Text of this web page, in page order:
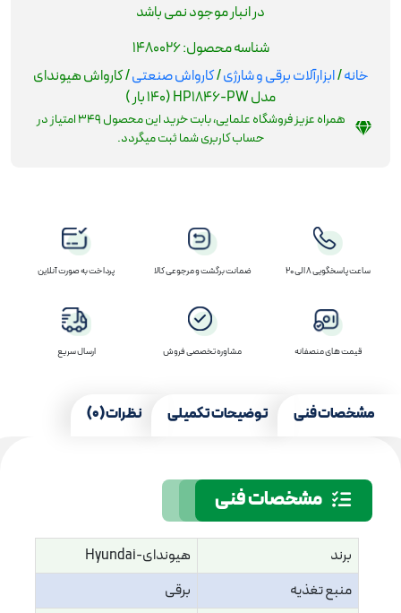
در انبار موجود نمی باشد
شناسه محصول:1480026
خانه/ابزارآلات برقی و شارژی/کارواش صنعتی/ کارواش هیوندای
مدل HP1846-PW (140 بار )
همراه عزیز فروشگاه علمایی، بابت خرید این محصول349امتیاز در
حساب کاربری شما ثبت میگردد.
ساعت پاسخگویی 8 الی 20 ضمانت برگشت و مرجوعی کالا پرداخت به صورت آنلاین
قیمت های منصفانه مشاوره تخصصی فروش ارسال سریع
مشخصات فنی توضیحات تکمیلی نظرات (0)
مشخصات فنی
برند
هیوندای-Hyundai
منبع تغذیه
برقی